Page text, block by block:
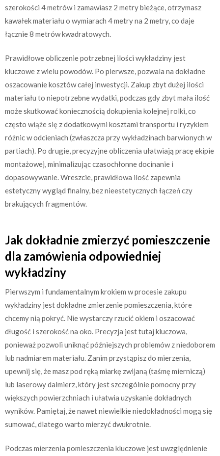
szerokości 4 metrów i zamawiasz 2 metry bieżące, otrzymasz
kawałek materiału o wymiarach 4 metry na 2 metry, co daje
łącznie 8 metrów kwadratowych.
Prawidłowe obliczenie potrzebnej ilości wykładziny jest
kluczowe z wielu powodów. Po pierwsze, pozwala na dokładne
oszacowanie kosztów całej inwestycji. Zakup zbyt dużej ilości
materiału to niepotrzebne wydatki, podczas gdy zbyt mała ilość
może skutkować koniecznością dokupienia kolejnej rolki, co
często wiąże się z dodatkowymi kosztami transportu i ryzykiem
różnic w odcieniach (zwłaszcza przy wykładzinach barwionych w
partiach). Po drugie, precyzyjne obliczenia ułatwiają pracę ekipie
montażowej, minimalizując czasochłonne docinanie i
dopasowywanie. Wreszcie, prawidłowa ilość zapewnia
estetyczny wygląd finalny, bez nieestetycznych łączeń czy
brakujących fragmentów.
Jak dokładnie zmierzyć pomieszczenie
dla zamówienia odpowiedniej
wykładziny
Pierwszym i fundamentalnym krokiem w procesie zakupu
wykładziny jest dokładne zmierzenie pomieszczenia, które
chcemy nią pokryć. Nie wystarczy rzucić okiem i oszacować
długość i szerokość na oko. Precyzja jest tutaj kluczowa,
ponieważ pozwoli uniknąć późniejszych problemów z niedoborem
lub nadmiarem materiału. Zanim przystąpisz do mierzenia,
upewnij się, że masz pod ręką miarkę zwijaną (taśmę mierniczą)
lub laserowy dalmierz, który jest szczególnie pomocny przy
większych powierzchniach i ułatwia uzyskanie dokładnych
wyników. Pamiętaj, że nawet niewielkie niedokładności mogą się
sumować, dlatego warto mierzyć dwukrotnie.
Podczas mierzenia pomieszczenia kluczowe jest uwzględnienie